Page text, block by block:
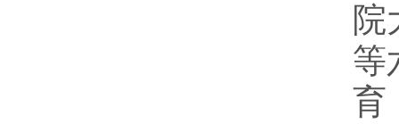
院
等
育